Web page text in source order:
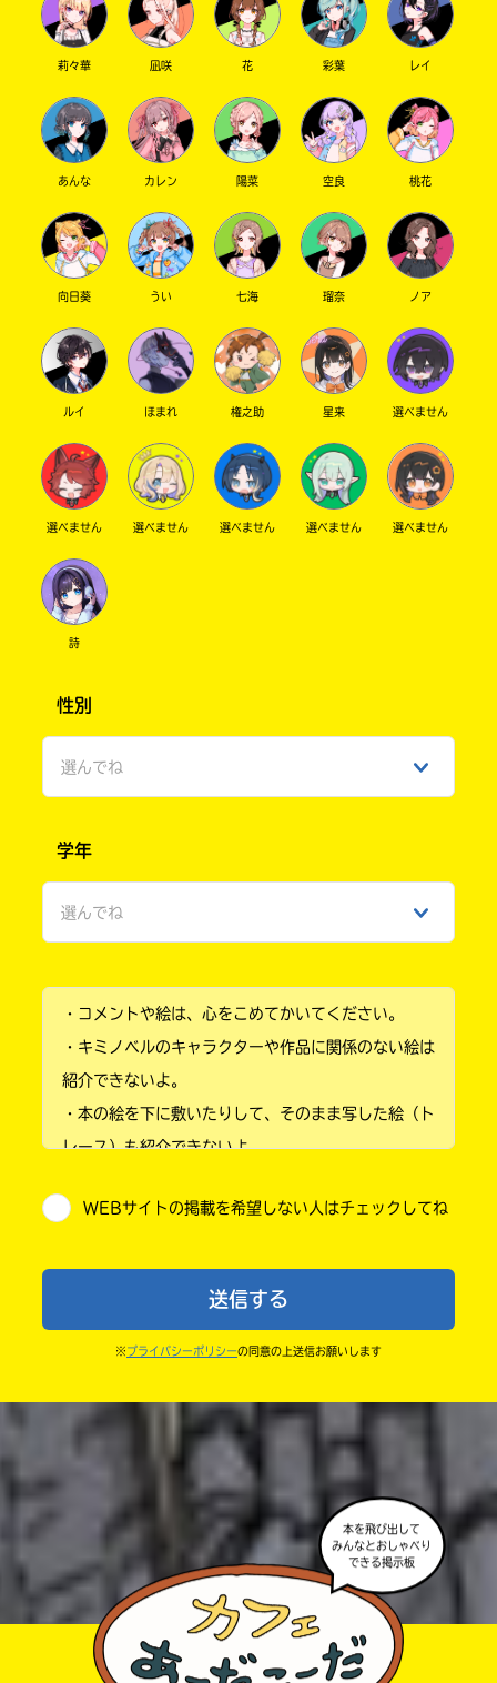
莉々華 凪咲 花 彩葉 レイ
あんな カレン 陽菜 空良 桃花
向日葵 うい 七海 瑠奈 ノア
ルイ ほまれ 権之助 星来 選べません
選べません 選べません 選べません 選べません 選べません
詩
性別
選んでね
ひみつ
学年
選んでね
小学2年
小学4年
小学6年
中学1年
高校生以上
・コメントや絵は、心をこめてかいてください。
・キミノベルのキャラクターや作品に関係のない絵は
紹介できないよ。
・本の絵を下に敷いたりして、そのまま写した絵（ト
レース）も紹介できないよ。
・送ってからすぐには紹介されないので、待ってて
ならないよう気をつけてね。
・キャンペーン開催中は、投稿した後の画面にバナー
・ポプラ社の宣伝物で紹介させてもらうことがある
・かき終えたら、人を傷つけていたり、個人情報をか
きこんでいたり、字がまちがっていたりしないか、読
みなおしてみてね。
WEBサイトの掲載を希望しない人はチェックしてね
送信する
※ プライバシーポリシーの同意の上送信お願いします
本を飛び出して
みんなとおしゃべり
できる掲示板